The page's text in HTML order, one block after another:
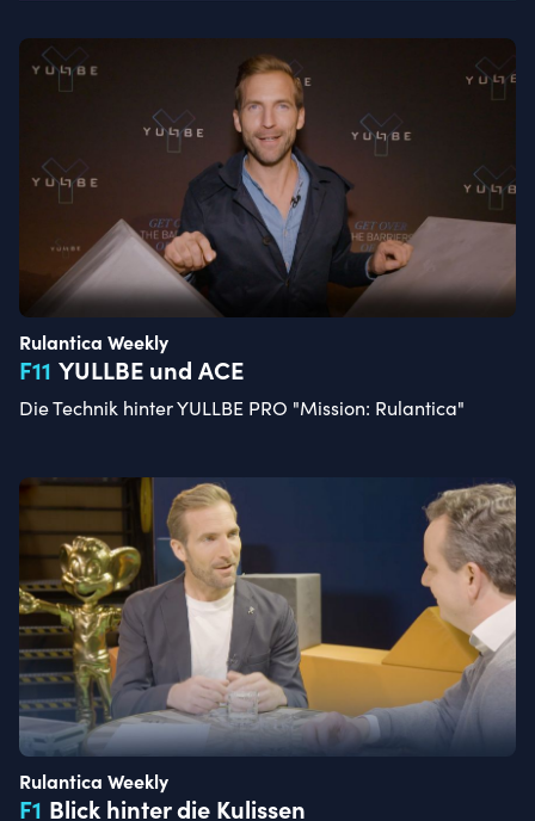
Rulantica Weekly
F11 YULLBE und ACE
Die Technik hinter YULLBE PRO "Mission: Rulantica"
Rulantica Weekly
F1 Blick hinter die Kulissen